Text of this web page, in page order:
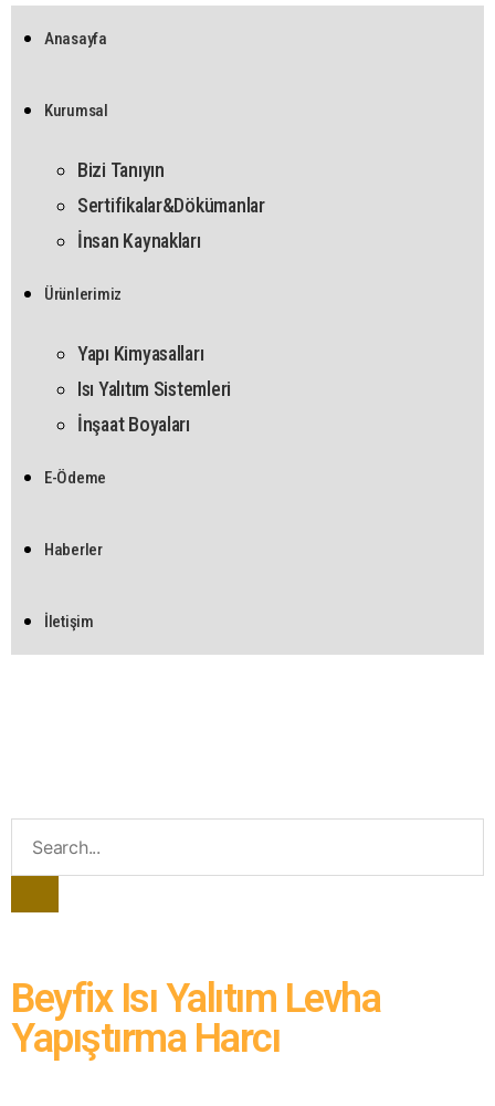
Anasayfa
Kurumsal
Bizi Tanıyın
Sertifikalar&Dökümanlar
İnsan Kaynakları
Ürünlerimiz
Yapı Kimyasalları
Isı Yalıtım Sistemleri
İnşaat Boyaları
E-Ödeme
Haberler
İletişim
Beyfix Isı Yalıtım Levha
Yapıştırma Harcı